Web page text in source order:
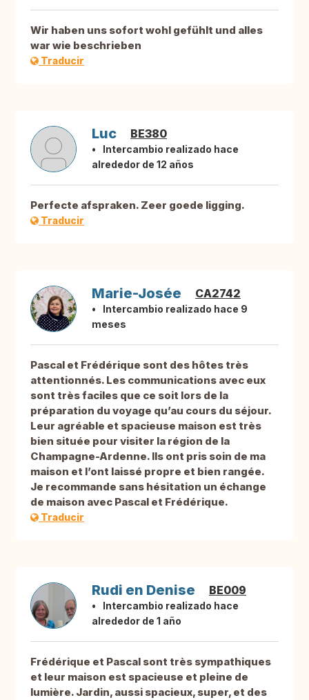
Wir haben uns sofort wohl gefühlt und alles
war wie beschrieben
Traducir
Luc BE380
Intercambio realizado hace
alrededor de 12 años
Perfecte afspraken. Zeer goede ligging.
Traducir
Marie-Josée CA2742
Intercambio realizado hace 9
meses
Pascal et Frédérique sont des hôtes très
attentionnés. Les communications avec eux
sont très faciles que ce soit lors de la
préparation du voyage qu’au cours du séjour.
Leur agréable et spacieuse maison est très
bien située pour visiter la région de la
Champagne-Ardenne. Ils ont pris soin de ma
maison et l’ont laissé propre et bien rangée.
Je recommande sans hésitation un échange
de maison avec Pascal et Frédérique.
Traducir
Rudi en Denise BE009
Intercambio realizado hace
alrededor de 1 año
Frédérique et Pascal sont très sympathiques
et leur maison est spacieuse et pleine de
lumière. Jardin, aussi spacieux, super, et des